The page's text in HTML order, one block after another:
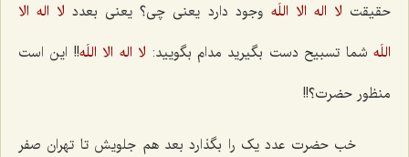
حقیقت لا اله الا اللَه وجود دارد یعنی چی؟ یعنی بعدد لا اله الا
اللَهشما تسبیح دست بگیرید مدام بگویید: لا اله الا اللَه!! این است
منظور حضرت؟!!
خب حضرت عدد یک را بگذارد بعد هم جلویش تا تهران صفر